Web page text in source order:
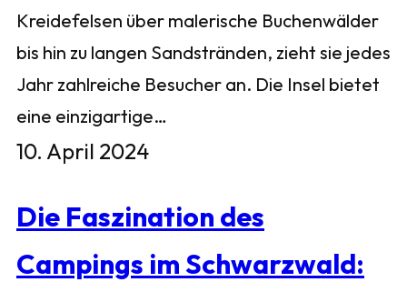
Kreidefelsen über malerische Buchenwälder
bis hin zu langen Sandstränden, zieht sie jedes
Jahr zahlreiche Besucher an. Die Insel bietet
eine einzigartige…
10. April 2024
Die Faszination des
Campings im Schwarzwald: